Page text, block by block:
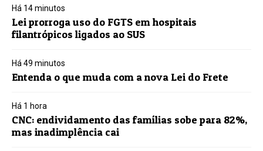
Há 14 minutos
Lei prorroga uso do FGTS em hospitais
filantrópicos ligados ao SUS
Há 49 minutos
Entenda o que muda com a nova Lei do Frete
Há 1 hora
CNC: endividamento das famílias sobe para 82%,
mas inadimplência cai